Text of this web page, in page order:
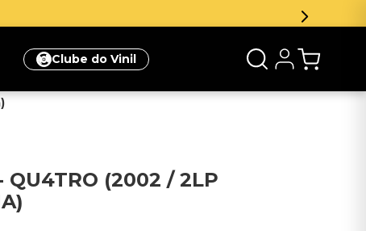
sua primeira compra
Clube do Vinil
QU4TRO (2002 / 2LP